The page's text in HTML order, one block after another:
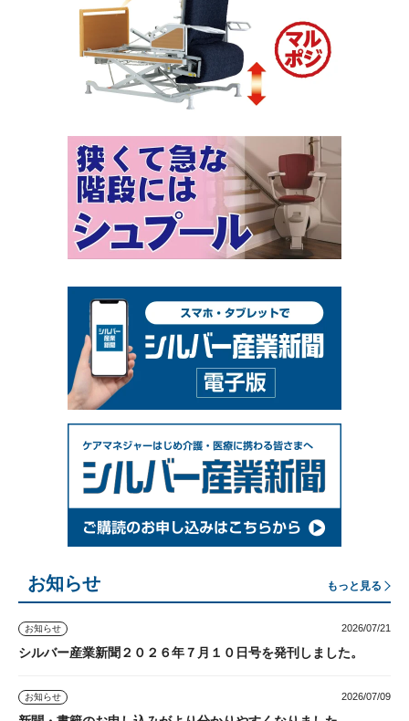
お知らせ もっと見る
お知らせ 2026/07/21
シルバー産業新聞２０２６年７月１０日号を発刊しました。
お知らせ 2026/07/09